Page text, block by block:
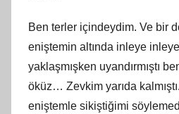
Ben terler içindeydim. Ve bir
eniştemin altında inleye
yaklaşmışken uyandırmıştı
öküz… Zevkim yarıda
eniştemle sikiştiğimi